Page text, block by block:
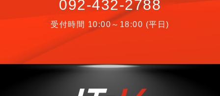
092-432-2788
受付時間 10:00～18:00 (平日)